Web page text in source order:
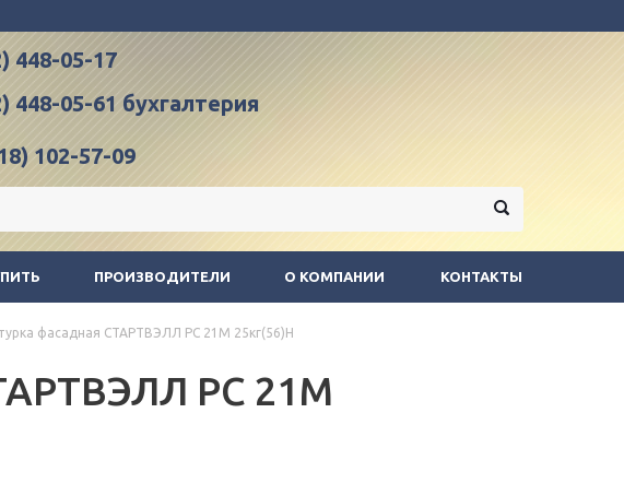
448-05-17
448-05-61 бухгалтерия
102-57-09
ПРОИЗВОДИТЕЛИ О КОМПАНИИ КОНТАКТЫ
фасадная СТАРТВЭЛЛ PC 21М 25кг(56)Н
PC 21М